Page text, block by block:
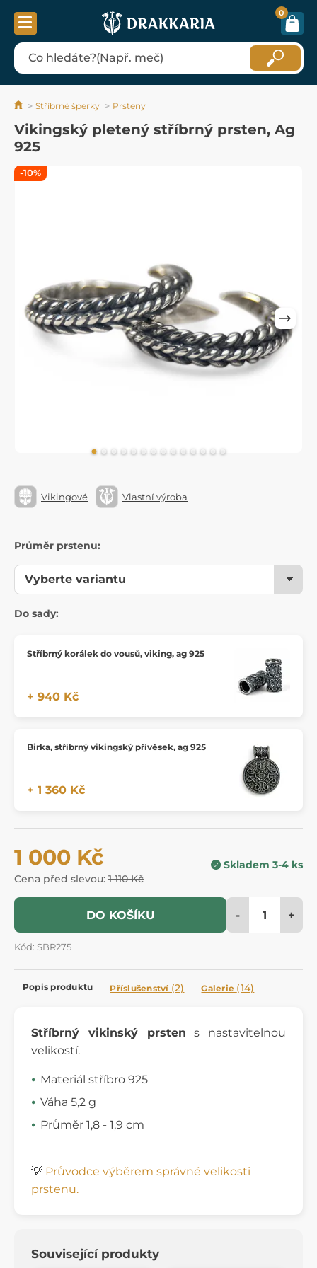
0
Stříbrné šperky Prsteny
Vikingský pletený stříbrný prsten, Ag
925
Vikingové Vlastní výroba
Průměr prstenu:
Do sady:
Stříbrný korálek do vousů, viking, ag 925
+ 940 Kč
Birka, stříbrný vikingský přívěsek, ag 925
+ 1 360 Kč
1 000 Kč
Cena před slevou: 1 110 Kč
Skladem 3-4 ks
DO KOŠÍKU - +
Kód: SBR275
-10%
Popis produktu Příslušenství (2) Galerie (14)
Stříbrný vikinský prsten s nastavitelnou
velikostí.
Materiál stříbro 925
Váha 5,2 g
Průměr 1,8 - 1,9 cm
💡 Průvodce výběrem správné velikosti
prstenu.
Související produkty